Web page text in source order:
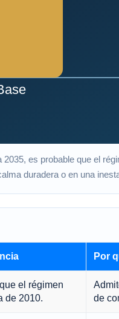
es probable que el
duradera o en una
Por
el régimen
de 2010.
de